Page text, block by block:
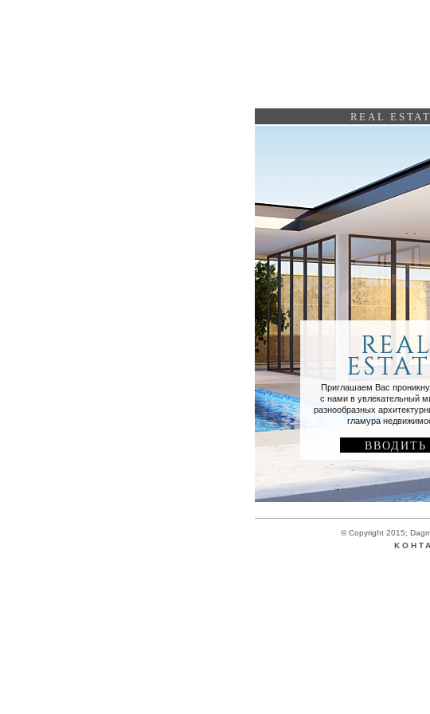
REAL
Приглашаем Вас
с нами в увлекательный
разнообразных
гламура
ВВОДИТЬ
© Copyright 2015;